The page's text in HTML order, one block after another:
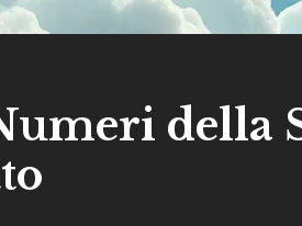
della